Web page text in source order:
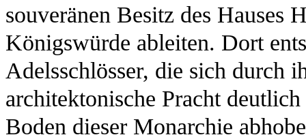
souveränen Besitz des Hauses
Königswürde ableiten. Dort
Adelsschlösser, die sich durch
architektonische Pracht
Boden dieser Monarchie